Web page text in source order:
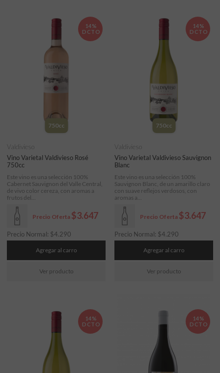
14%
DCTO
750cc
Vino Varietal Valdivieso Rosé
750cc
Precio Oferta $3.647
Precio Normal: $4.290
Valdivieso
Este vino es una selección 100%
Cabernet Sauvignon del Valle Central,
de vivo color cereza, con aromas a
frutos del...
Agregar al carro
Ver producto
14%
DCTO
750cc
Vino Varietal Valdivieso Sauvignon
Blanc
Precio Oferta $3.647
Precio Normal: $4.290
Valdivieso
Este vino es una selección 100%
Sauvignon Blanc, de un amarillo claro
con suave reflejos verdosos, con
aromas a...
Agregar al carro
Ver producto
14%
DCTO
14%
DCTO